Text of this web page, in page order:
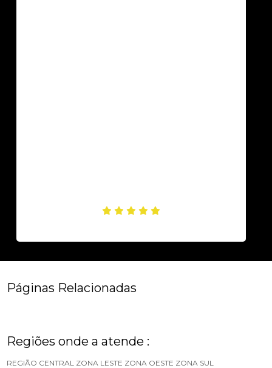
Páginas Relacionadas
Regiões onde a atende :
REGIÃO CENTRAL ZONA LESTE ZONA OESTE ZONA SUL